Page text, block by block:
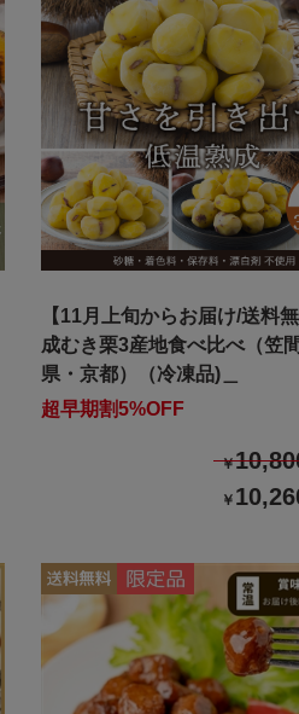
【11月上旬からお届け/送料
成むき栗3産地食べ比べ（笠
県・京都）（冷凍品)＿
超早期割5%OFF
￥
￥